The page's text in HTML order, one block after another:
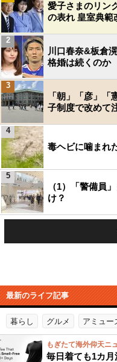
愛子さまのリン
の表れ 皇室典範
川口春奈&板倉
格婚は続くのか
2
「朝」「彦」
子制度で改めて
3
毒ヘビに噛まれ
4
（1）「警備員
け？
5
最新のライフ記事
暮らし グルメ アミュー
もぎたて海外仰天ニ
毎日着ても1カ